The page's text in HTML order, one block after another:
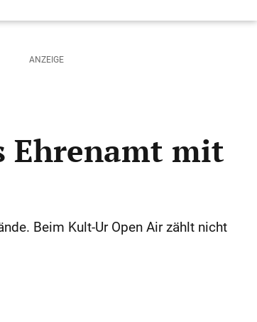
Ehrenamt mit
Beim Kult-Ur Open Air zählt nicht